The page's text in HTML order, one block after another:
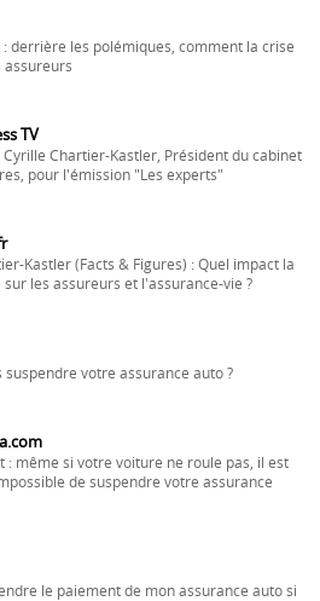
derrière les polémiques, comment la crise
assureurs
TV
Cyrille Chartier-Kastler, Président du cabinet
pour l'émission "Les experts"
Kastler (Facts & Figures) : Quel impact la
les assureurs et l'assurance-vie ?
suspendre votre assurance auto ?
: même si votre voiture ne roule pas, il est
de suspendre votre assurance
le paiement de mon assurance auto si